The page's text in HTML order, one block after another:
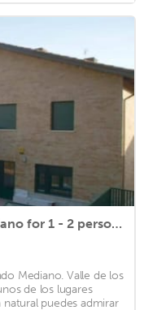
Holiday apartment Collado Mediano for 1 - 2 persons with 1 bedroom - Holiday apartment in one or mul
Mediano. Valle de los
de los lugares
puedes admirar